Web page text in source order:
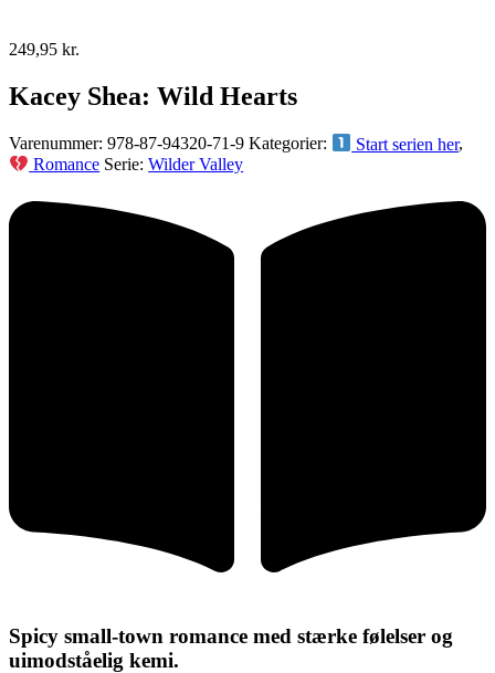
249,95 kr.
Kacey Shea: Wild Hearts
Varenummer: 978-87-94320-71-9 Kategorier: Start serien her,
Romance Serie: Wilder Valley
Spicy small-town romance med stærke følelser og
uimodståelig kemi.